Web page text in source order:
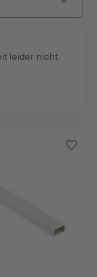
leider nicht